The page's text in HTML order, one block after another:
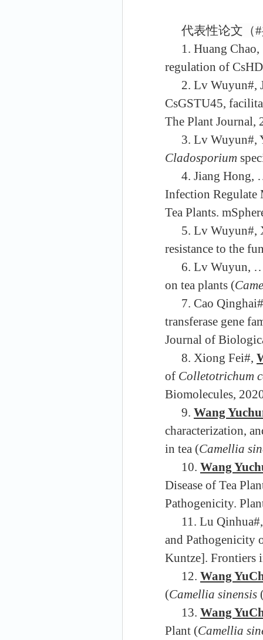
代表性论文（
1. Huang Chao,
regulation of
2. Lv Wuyun#,
CsGSTU45,
The Plant Journal,
3. Lv Wuyun#,
Cladosporium
4. Jiang Hong,
Infection
Tea Plants.
5. Lv
resistance to the
6. Lv Wuyun,
on tea plants (
7. Cao
transferase gene
Journal of
8. Xiong Fei#,
of Colletotrichum
Biomolecules,
9. Wang
characterization,
in tea (Camellia
10. Wang
Disease of Tea
Pathogenicity.
11. Lu Qinhua#
and Pathogenicity
Kuntze]. Frontiers
12. Wang
(Camellia sinensis
13. Wang
Plant (Camellia